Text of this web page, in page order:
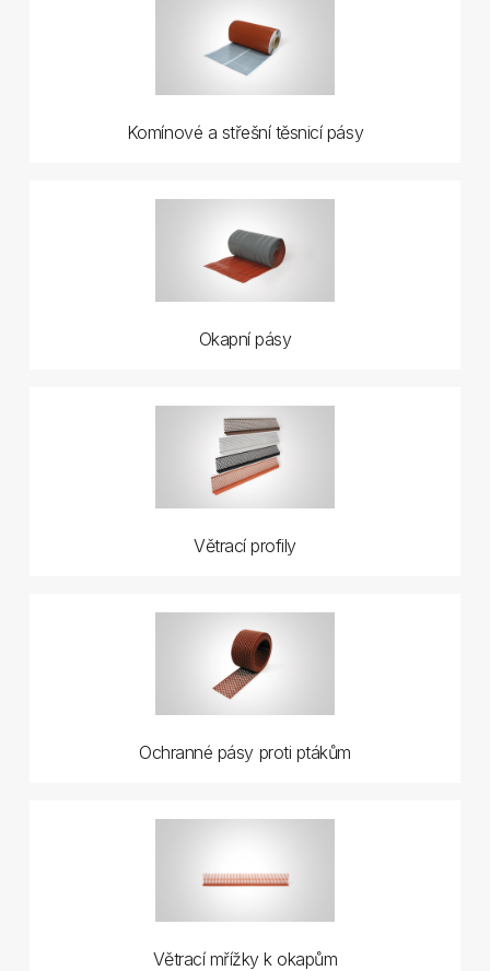
Komínové a střešní těsnicí pásy
Okapní pásy
Větrací profily
Ochranné pásy proti ptákům
Větrací mřížky k okapům